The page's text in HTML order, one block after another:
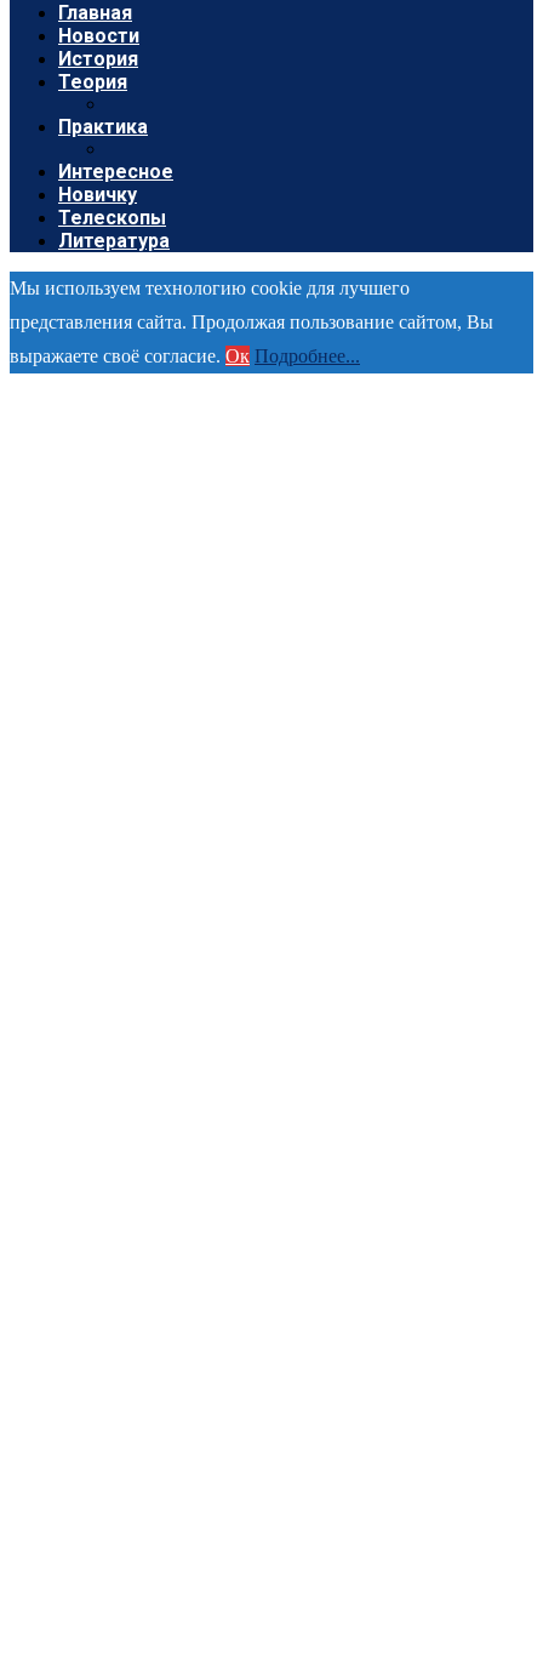
Главная
Новости
История
Теория
Практика
Интересное
Новичку
Телескопы
Литература
Мы используем технологию cookie для лучшего
представления сайта. Продолжая пользование сайтом, Вы
выражаете своё согласие. Ок Подробнее...